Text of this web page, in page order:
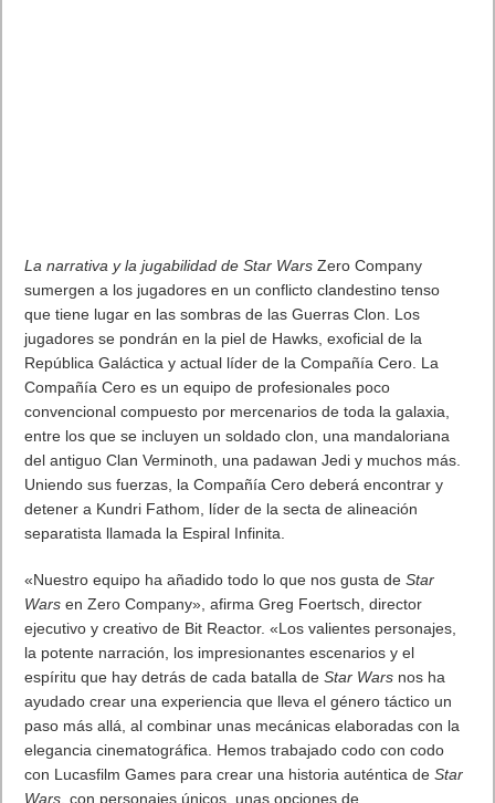
La narrativa y la jugabilidad de Star Wars Zero Company
sumergen a los jugadores en un conflicto clandestino tenso
que tiene lugar en las sombras de las Guerras Clon. Los
jugadores se pondrán en la piel de Hawks, exoficial de la
República Galáctica y actual líder de la Compañía Cero. La
Compañía Cero es un equipo de profesionales poco
convencional compuesto por mercenarios de toda la galaxia,
entre los que se incluyen un soldado clon, una mandaloriana
del antiguo Clan Verminoth, una padawan Jedi y muchos más.
Uniendo sus fuerzas, la Compañía Cero deberá encontrar y
detener a Kundri Fathom, líder de la secta de alineación
separatista llamada la Espiral Infinita.
«Nuestro equipo ha añadido todo lo que nos gusta deStar
Wars en Zero Company», afirma Greg Foertsch, director
ejecutivo y creativo de Bit Reactor. «Los valientes personajes,
la potente narración, los impresionantes escenarios y el
espíritu que hay detrás de cada batalla deStar Wars nos ha
ayudado crear una experiencia que lleva el género táctico un
paso más allá, al combinar unas mecánicas elaboradas con la
elegancia cinematográfica. Hemos trabajado codo con codo
con Lucasfilm Games para crear una historia auténtica deStar
Wars , con personajes únicos, unas opciones de